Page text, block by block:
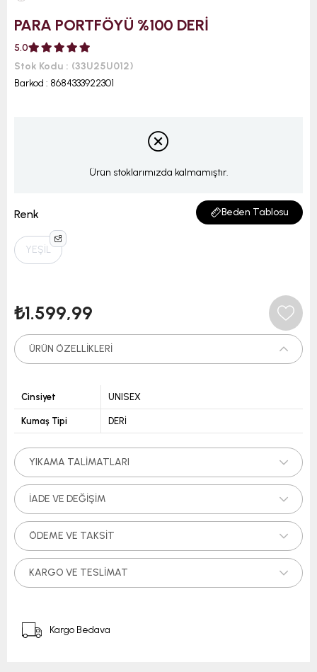
PARA PORTFÖYÜ %100 DERİ
5.0
Stok Kodu
(33U25U012)
Barkod : 8684333922301
Ürün stoklarımızda kalmamıştır.
Renk Beden Tablosu
YEŞİL
₺1.599,99
ÜRÜN ÖZELLIKLERI
Cinsiyet UNISEX
Kumaş Tipi DERİ
YIKAMA TALIMATLARI
İADE VE DEĞIŞIM
ÖDEME VE TAKSIT
KARGO VE TESLIMAT
Kargo Bedava